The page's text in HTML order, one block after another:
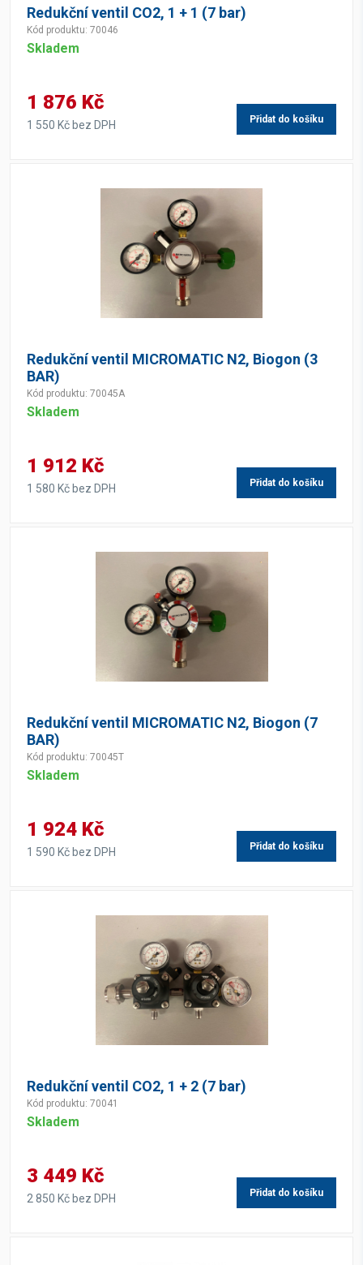
Redukční ventil CO2, 1 + 1 (7 bar)
Kód produktu: 70046
Skladem
1 876 Kč
1 550 Kč bez DPH Přidat do košíku
Redukční ventil MICROMATIC N2, Biogon (3
BAR)
Kód produktu: 70045A
Skladem
1 912 Kč
1 580 Kč bez DPH Přidat do košíku
Redukční ventil MICROMATIC N2, Biogon (7
BAR)
Kód produktu: 70045T
Skladem
1 924 Kč
1 590 Kč bez DPH Přidat do košíku
Redukční ventil CO2, 1 + 2 (7 bar)
Kód produktu: 70041
Skladem
3 449 Kč
2 850 Kč bez DPH Přidat do košíku